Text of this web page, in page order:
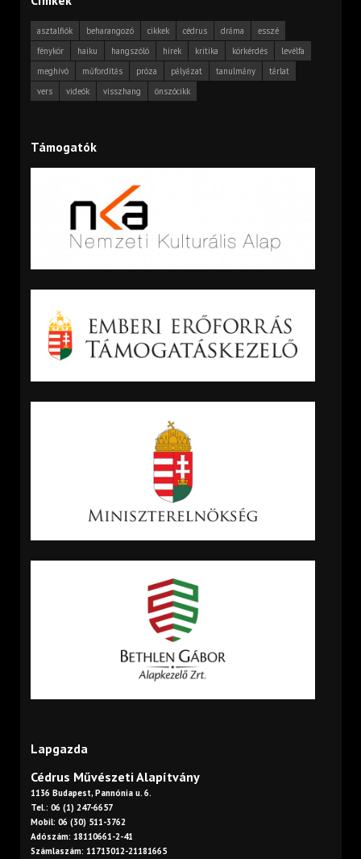
asztalfiók beharangozó cikkek cédrus dráma
esszé
fénykör
haiku hangszóló hírek kritika körkérdés
levélfa
meghívó
műfordítás próza pályázat tanulmány
tárlat
vers
videók visszhang önszócikk
Támogatók
Lapgazda
Cédrus Művészeti Alapítvány
1136 Budapest, Pannónia u. 6.
Tel.: 06 (1) 247-6657
Mobil: 06 (30) 511-3762
Adószám: 18110661-2-41
Számlaszám: 11713012-21181665